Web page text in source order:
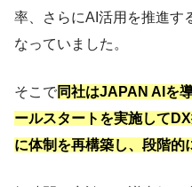
率、さらにAI活用を推進す
なっていました。
そこで同社はJAPAN AIを
ールスタートを実施して
に体制を再構築し、段階的